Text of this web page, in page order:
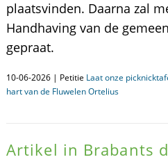
plaatsvinden. Daarna zal
Handhaving van de
gepraat.
10-06-2026 | Petitie Laat onze
hart van de Fluwelen Ortelius
Artikel in Brabants